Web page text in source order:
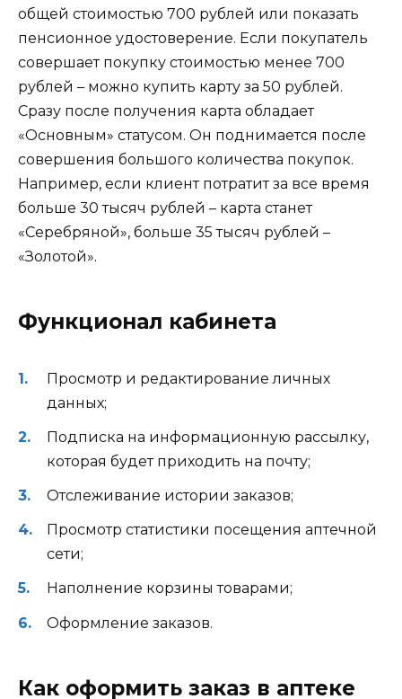
общей стоимостью 700 рублей или показать
пенсионное удостоверение. Если покупатель
совершает покупку стоимостью менее 700
рублей – можно купить карту за 50 рублей.
Сразу после получения карта обладает
«Основным» статусом. Он поднимается после
совершения большого количества покупок.
Например, если клиент потратит за все время
больше 30 тысяч рублей – карта станет
«Серебряной», больше 35 тысяч рублей –
«Золотой».
Функционал кабинета
Просмотр и редактирование личных
данных;
Подписка на информационную рассылку,
которая будет приходить на почту;
Отслеживание истории заказов;
Просмотр статистики посещения аптечной
сети;
Наполнение корзины товарами;
Оформление заказов.
Как оформить заказ в аптеке